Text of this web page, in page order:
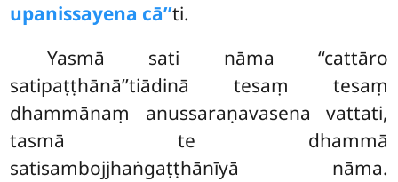
upanissayena cā’’ti.
Yasmā sati nāma ‘‘cattāro
satipaṭṭhānā’’tiādinā tesaṃ tesaṃ
dhammānaṃ anussaraṇavasena vattati,
tasmā te dhammā
satisambojjhaṅgaṭṭhānīyā nāma.